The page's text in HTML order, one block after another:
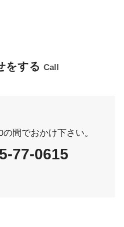
をする Call
間でおかけ下さい。
77-0615